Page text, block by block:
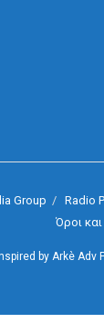
Group Radio
Όροι
by Arkè Adv